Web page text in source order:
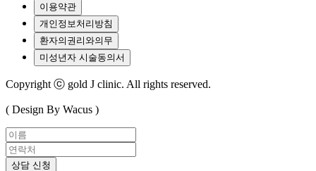
이용약관
개인정보처리방침
환자의권리와의무
미성년자 시술동의서
Copyright ⓒ gold J clinic. All rights reserved.
( Design By Wacus )
상담 신청